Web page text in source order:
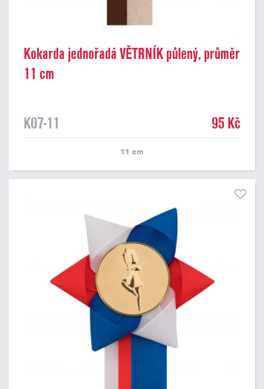
Kokarda jednořadá VĚTRNÍK půlený, průměr
11 cm
K07-11 95 Kč
11 cm